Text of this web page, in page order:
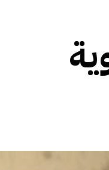
القرن